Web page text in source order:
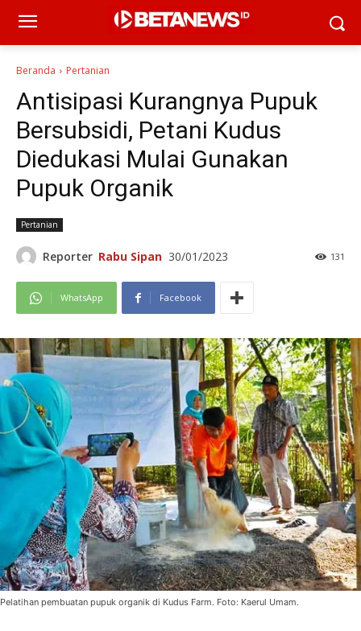
Beranda Pertanian
Antisipasi Kurangnya Pupuk
Bersubsidi, Petani Kudus
Diedukasi Mulai Gunakan
Pupuk Organik
Pertanian
Reporter Rabu Sipan 30/01/2023 131
WhatsApp Facebook
Pelatihan pembuatan pupuk organik di Kudus Farm. Foto: Kaerul Umam.